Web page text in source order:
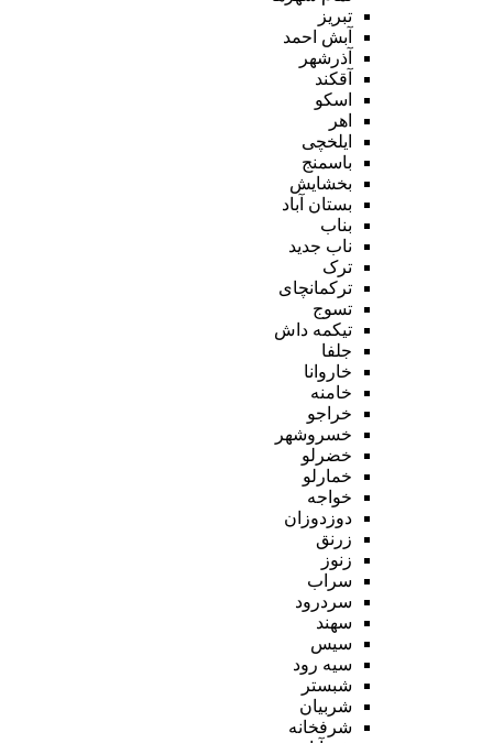
تبریز
آبش احمد
آذرشهر
آقکند
اسکو
اهر
ایلخچی
باسمنج
بخشایش
بستان آباد
بناب
ناب جدید
ترک
ترکمانچای
تسوج
تیکمه داش
جلفا
خاروانا
خامنه
خراجو
خسروشهر
خضرلو
خمارلو
خواجه
دوزدوزان
زرنق
زنوز
سراب
سردرود
سهند
سیس
سیه رود
شبستر
شربیان
شرفخانه